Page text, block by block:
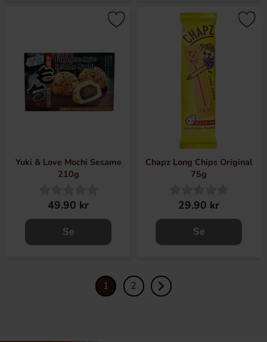
Yuki & Love Mochi Sesame
210g
49.90 kr
Se
Chapz Long Chips Original
75g
29.90 kr
Se
1 2